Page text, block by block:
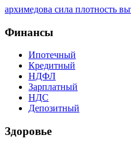
архимедова сила плотность
Финансы
Ипотечный
Кредитный
НДФЛ
Зарплатный
НДС
Депозитный
Здоровье